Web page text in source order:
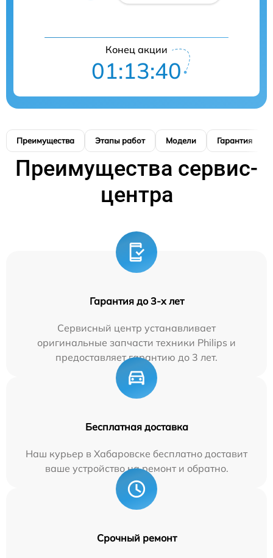
Конец акции
01:13:39
Преимущества Этапы работ Модели Гарантия
Преимущества сервис-
центра
Гарантия до 3-х лет
Сервисный центр устанавливает
оригинальные запчасти техники Philips и
предоставляет гарантию до 3 лет.
Бесплатная доставка
Наш курьер в Хабаровске бесплатно доставит
ваше устройство на ремонт и обратно.
Срочный ремонт